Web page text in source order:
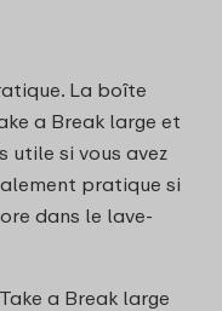
La boîte
a Break large et
utile si vous avez
pratique si
dans le lave-
a Break large